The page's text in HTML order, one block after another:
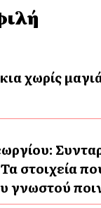
χωρίς
στοιχεία
γνωστού